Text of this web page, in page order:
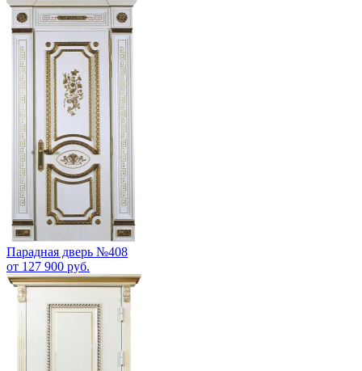
Парадная дверь №408
от 127 900 руб.